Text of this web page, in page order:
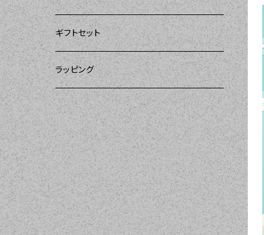
ー）
DII（ディーアイアイ）
MOZI（モジ）
amorico（アモリコ）
I love Aprons（アラブエプロンズ）
Flirty Aprons（フラーティーエプロンズ）
Heavenly Hostess（ヘブンリーホステ
DII（ディーアイアイ）
DII（ディーアイアイ）
amorico（アモリコ）
Sugar baby aprons（シュガーベイビー）
Tarantinalovers（タランティーナ ラバーズ）
DII（ディーアイアイ）
Kitsch'n Glam（キッチングラム）
ギフトセット
ラッピング